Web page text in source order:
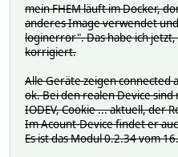
mein FHEM läuft im Docker,
anderes Image verwendet
loginerror". Das habe ich
korrigiert.
Alle Geräte zeigen connected
ok. Bei den realen Device
IODEV, Cookie ... aktuell, der
Im Acount-Device findet er
Es ist das Modul 0.2.34 vom